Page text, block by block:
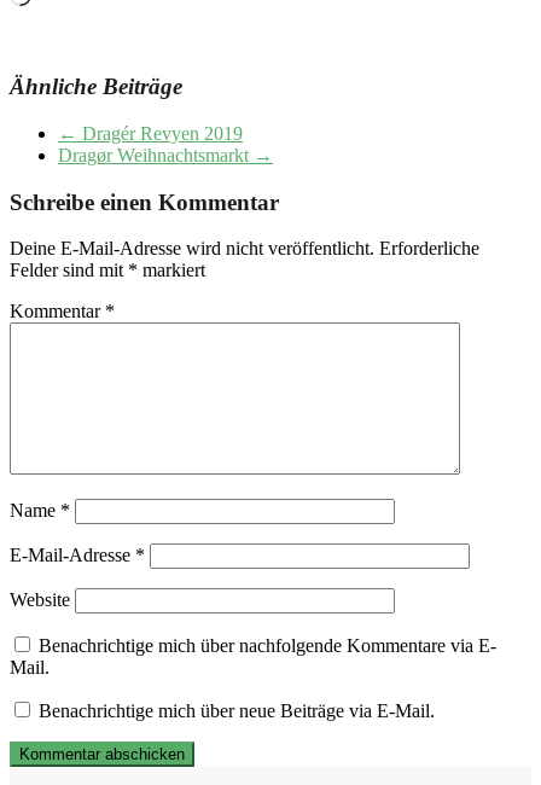
Ähnliche Beiträge
← Dragér Revyen 2019
Dragør Weihnachtsmarkt →
Schreibe einen Kommentar
Deine E-Mail-Adresse wird nicht veröffentlicht. Erforderliche
Felder sind mit * markiert
Kommentar *
Name *
E-Mail-Adresse *
Website
Benachrichtige mich über nachfolgende Kommentare via E-
Mail.
Benachrichtige mich über neue Beiträge via E-Mail.